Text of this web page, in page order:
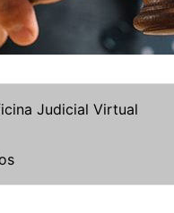
Judicial Virtual